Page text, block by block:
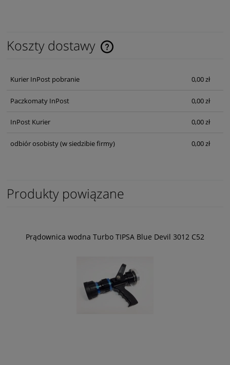
Koszty dostawy
Cena nie zawiera ewentualnych kosztów płatności
Kurier InPost pobranie 0,00 zł
Paczkomaty InPost 0,00 zł
InPost Kurier 0,00 zł
odbiór osobisty(w siedzibie firmy) 0,00 zł
Produkty powiązane
Prądownica wodna Turbo TIPSA Blue Devil 3012 C52